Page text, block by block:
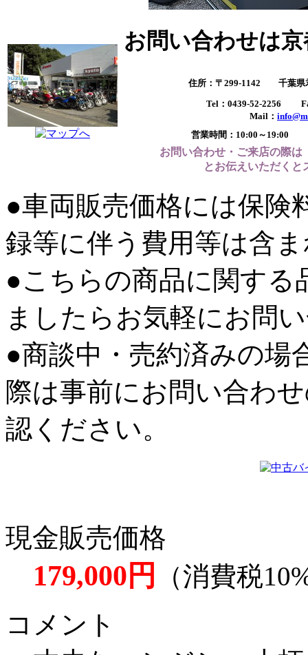
お問い合わせは
住所：〒299-1142 千葉県
Tel：0439-52-2256
Mail：
営業時間：10:00～19:00
お問い合わせ・ご来店の際は
とお伝えいただくと
●車両販売価格には保険
録等に伴う費用等は含
●こちらの商品に関する
ましたらお気軽にお問
●商談中・売約済みの場
際は事前にお問い合わ
認ください。
現金販売価格
179,000円
（消費税
コメント